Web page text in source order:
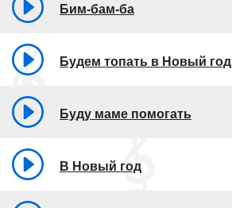
Бим-бам-ба
Будем топать в Новый год
Буду маме помогать
В Новый год